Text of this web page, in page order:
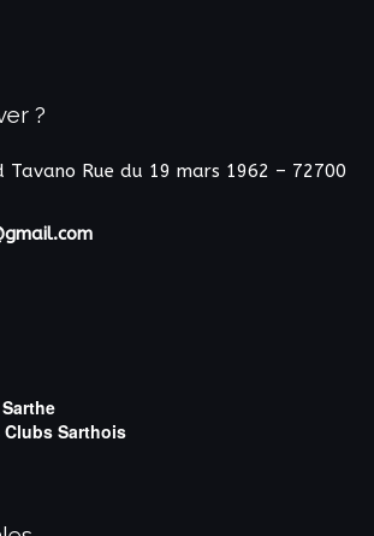
?
Tavano Rue du 19 mars 1962 – 72700
Sarthois